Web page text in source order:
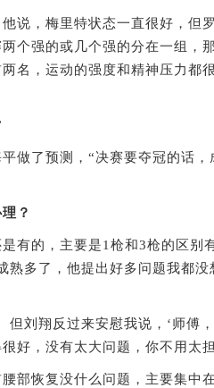
，梅里特状态一直很好，但
个强的或几个强的分在一组，
名，运动的强度和精神压力都
了预测，“决赛要夺冠的话，
？
的，主要是1枪和3枪的区别
熟多了，他提出好多问题我都没
刘翔反过来安慰我说，‘师傅，
好，没有太大问题，你不用太
恢复没什么问题，主要集中